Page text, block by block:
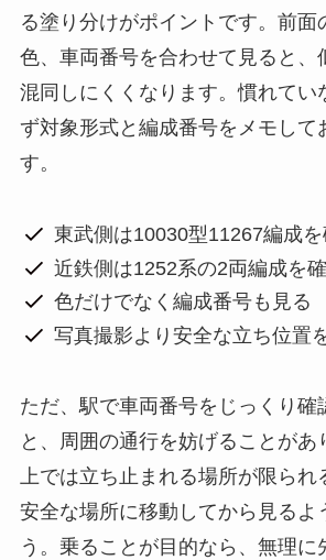
る塗り分けがポイントです。前面
色、車両番号を合わせて見ると、
混同しにくくなります。慣れてい
ず対象形式と編成番号をメモして
す。
東武側は10030型11267編成
近鉄側は1252系の2両編成を
色だけでなく編成番号も見る
写真撮影より安全な立ち位置
ただ、駅で車両番号をじっくり確
と、周囲の通行を妨げることがあ
上では立ち止まれる場所が限られ
安全な場所に移動してから見るよ
う。乗ることが目的なら、無理に